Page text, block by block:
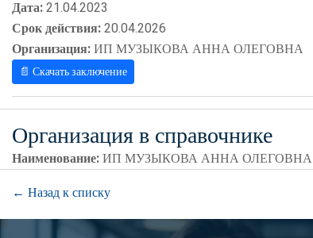
Дата:21.04.2023
Срок действия:20.04.2026
Организация:ИП МУЗЫКОВА АННА ОЛЕГОВНА
📄 Скачать заключение
Организация в справочнике
Наименование:ИП МУЗЫКОВА АННА ОЛЕГОВНА
← Назад к списку